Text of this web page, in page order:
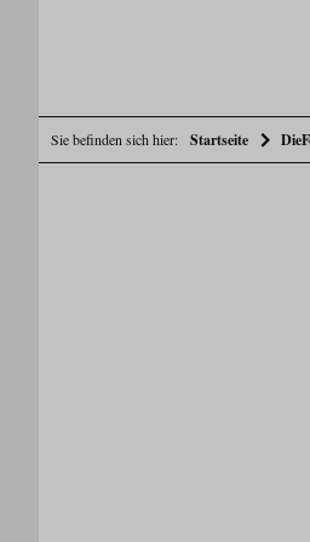
Sie befinden sich hier: Startseite